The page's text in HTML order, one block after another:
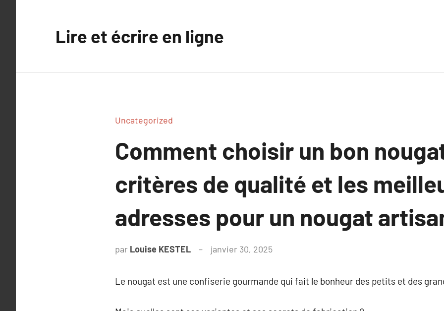
Lire et écrire en ligne
Uncategorized
Comment choisir un bon
critères de qualité et les
adresses pour un nougat
par Louise KESTEL janvier 30, 2025
Le nougat est une confiserie gourmande qui fait le bonheur des petits et des